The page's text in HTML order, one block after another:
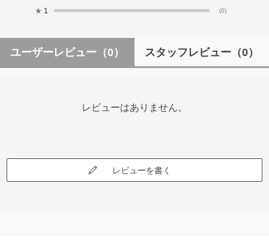
★ 1 (0)
ユーザーレビュー （0） スタッフレビュー （0）
レビューはありません。
レビューを書く